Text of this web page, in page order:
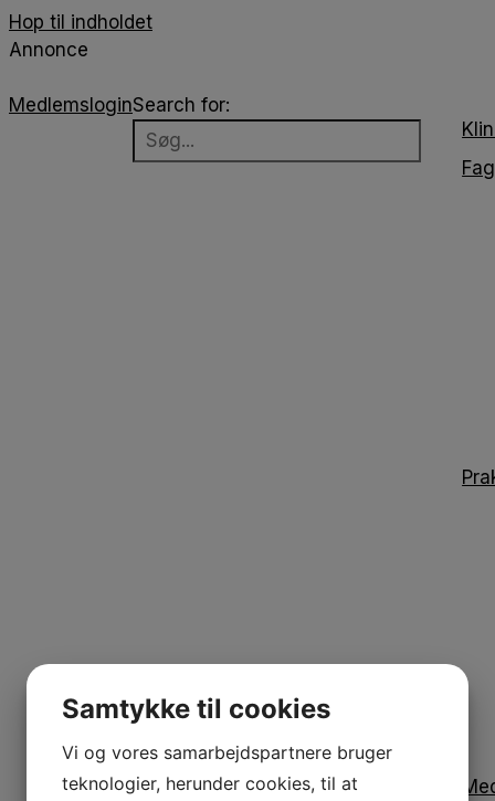
Hop til indholdet
Annonce
MedlemsloginSearch for:
Samtykke til cookies
Vi og vores samarbejdspartnere bruger
teknologier, herunder cookies, til at